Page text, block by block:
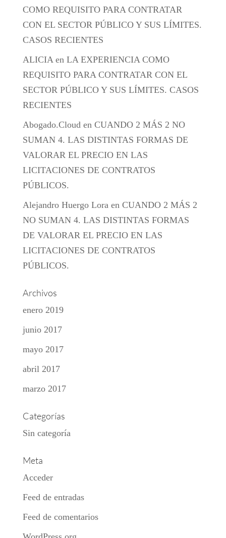
COMO REQUISITO PARA CONTRATAR
CON EL SECTOR PÚBLICO Y SUS LÍMITES.
CASOS RECIENTES
ALICIAen LA EXPERIENCIA COMO
REQUISITO PARA CONTRATAR CON EL
SECTOR PÚBLICO Y SUS LÍMITES. CASOS
RECIENTES
Abogado.Clouden CUANDO 2 MÁS 2 NO
SUMAN 4. LAS DISTINTAS FORMAS DE
VALORAR EL PRECIO EN LAS
LICITACIONES DE CONTRATOS
PÚBLICOS.
Alejandro Huergo Loraen CUANDO 2 MÁS 2
NO SUMAN 4. LAS DISTINTAS FORMAS
DE VALORAR EL PRECIO EN LAS
LICITACIONES DE CONTRATOS
PÚBLICOS.
Archivos
enero 2019
junio 2017
mayo 2017
abril 2017
marzo 2017
Categorías
Sin categoría
Meta
Acceder
Feed de entradas
Feed de comentarios